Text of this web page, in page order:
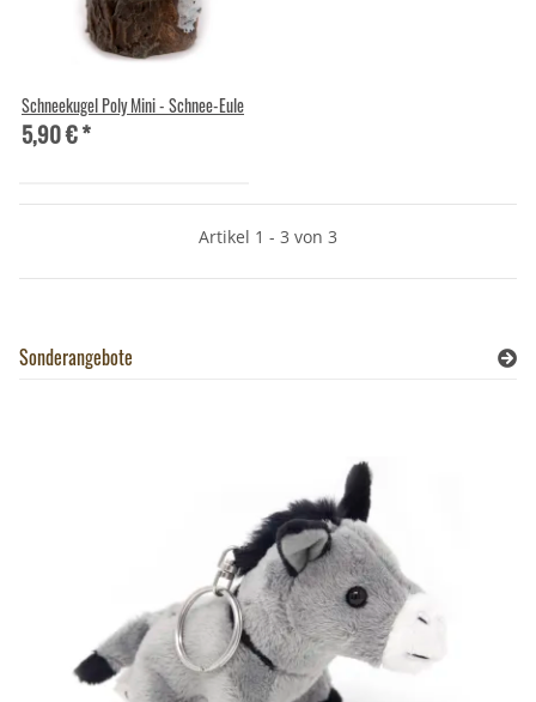
Schneekugel Poly Mini - Schnee-Eule
5,90 €*
Artikel 1 - 3 von 3
Sonderangebote